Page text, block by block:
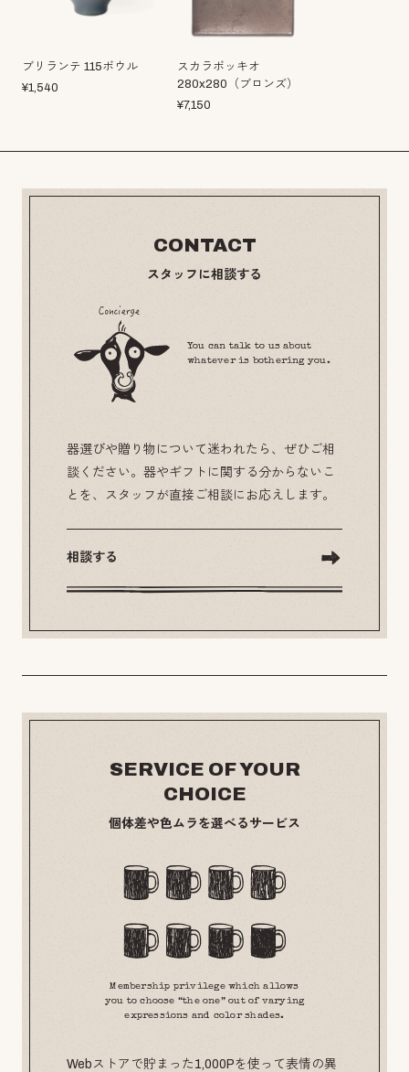
ブリランテ 115ボウル
¥1,540
スカラボッキオ
280x280（ブロンズ）
¥7,150
CONTACT
スタッフに相談する
You can talk to us about
whatever is bothering you.
器選びや贈り物について迷われたら、ぜひご相
談ください。器やギフトに関する分からないこ
とを、スタッフが直接ご相談にお応えします。
相談する
SERVICE OF YOUR
CHOICE
個体差や色ムラを選べるサービス
Membership privilege which allows
you to choose “the one” out of varying
expressions and color shades.
Webストアで貯まった1,000Pを使って表情の異